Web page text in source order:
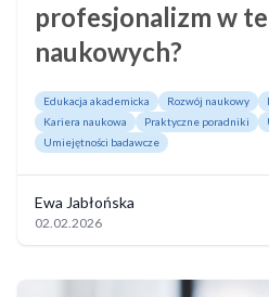
profesjonalizm w
naukowych?
Edukacja akademicka Rozwój naukowy
Kariera naukowa
Praktyczne poradniki
Umiejętności badawcze
Ewa Jabłońska
02.02.2026